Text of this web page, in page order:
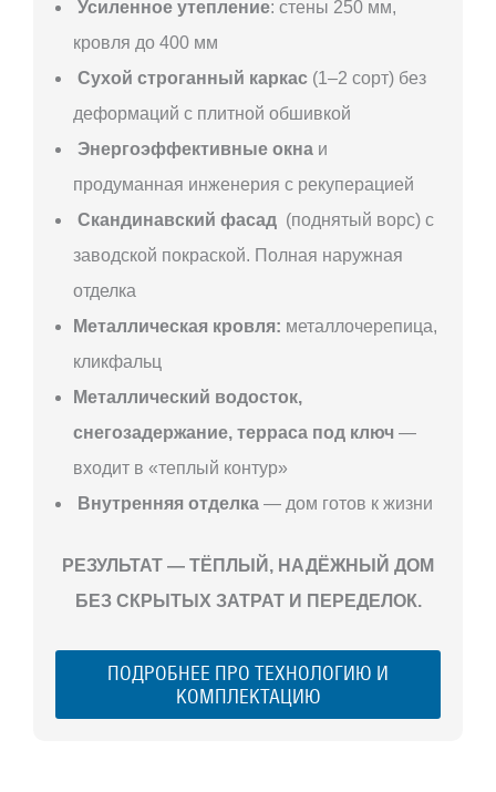
Усиленное утепление: стены 250 мм,
кровля до 400 мм
Сухой строганный каркас (1–2 сорт) без
деформаций с плитной обшивкой
Энергоэффективные окна и
продуманная инженерия с рекуперацией
Скандинавский фасад (поднятый ворс) с
заводской покраской. Полная наружная
отделка
Металлическая кровля: металлочерепица,
кликфальц
Металлический водосток,
снегозадержание, терраса под ключ —
входит в «теплый контур»
Внутренняя отделка — дом готов к жизни
РЕЗУЛЬТАТ — ТЁПЛЫЙ, НАДЁЖНЫЙ ДОМ
БЕЗ СКРЫТЫХ ЗАТРАТ И ПЕРЕДЕЛОК.
ПОДРОБНЕЕ ПРО ТЕХНОЛОГИЮ И
КОМПЛЕКТАЦИЮ